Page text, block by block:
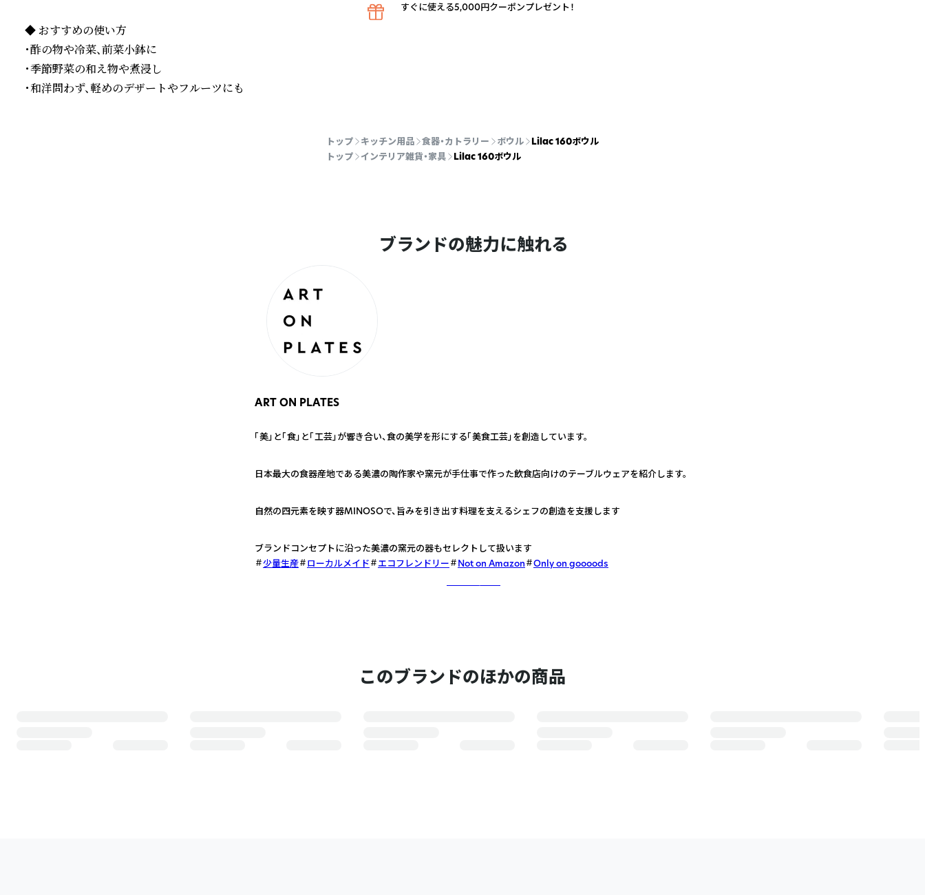
◆ おすすめの使い方
・酢の物や冷菜、前菜小鉢に
・季節野菜の和え物や煮浸し
・和洋問わず、軽めのデザートやフルーツにも
トップ キッチン用品 食器・カトラリー ボウル
Lilac 160ボウル
トップ
インテリア雑貨・家具 Lilac 160ボウル
ブランドの魅力に触れる
ART ON PLATES
「美」と「食」と「工芸」が響き合い、食の美学を形にする「美食工芸」を創造しています。
日本最大の食器産地である美濃の陶作家や窯元が手仕事で作った飲食店向けのテーブルウェアを紹介します。
自然の四元素を映す器MINOSOで、旨みを引き出す料理を支えるシェフの創造を支援します
ブランドコンセプトに沿った美濃の窯元の器もセレクトして扱います
少量生産
ローカルメイド エコフレンドリー Not on Amazon
Only on goooods
このブランドのほかの商品
すぐに使える5,000円クーポンプレゼント！